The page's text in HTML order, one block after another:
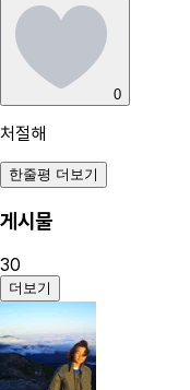
0
처절해
한줄평 더보기
게시물
30
더보기